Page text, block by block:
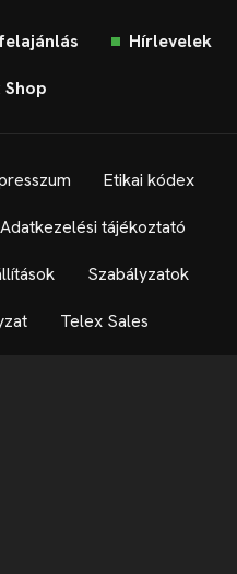
Hírlevelek
Etikai kódex
Adatkezelési tájékoztató
Szabályzatok
Telex Sales